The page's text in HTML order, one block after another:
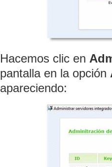
Hacemos clic en
pantalla en la opción
apareciendo: